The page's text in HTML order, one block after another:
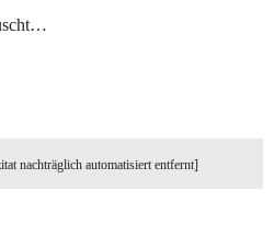
nachträglich automatisiert entfernt]